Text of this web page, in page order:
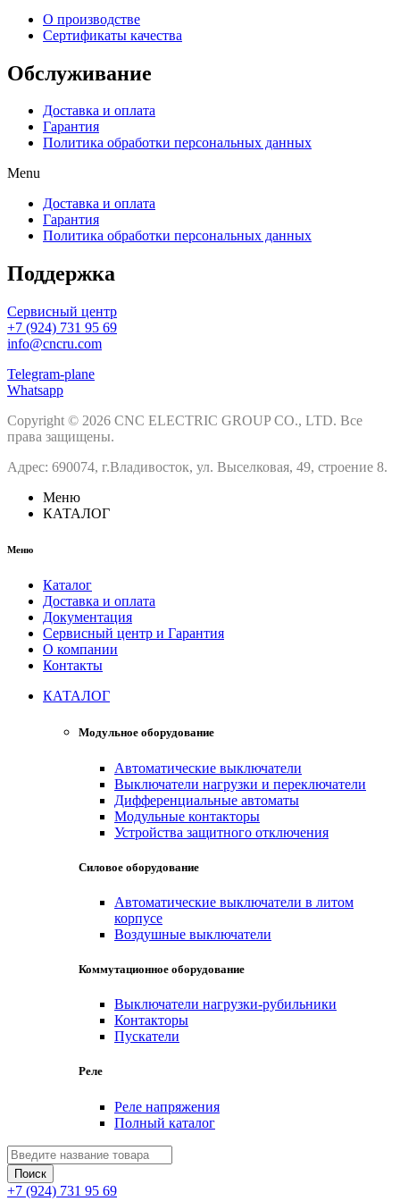
О производстве
Сертификаты качества
Обслуживание
Доставка и оплата
Гарантия
Политика обработки персональных данных
Menu
Доставка и оплата
Гарантия
Политика обработки персональных данных
Поддержка
Сервисный центр
+7 (924) 731 95 69
info@cncru.com
Telegram-plane
Whatsapp
Copyright © 2026 CNC ELECTRIC GROUP CO., LTD. Все
права защищены.
Адрес: 690074, г.Владивосток, ул. Выселковая, 49, строение 8.
Меню
КАТАЛОГ
Меню
Каталог
Доставка и оплата
Документация
Сервисный центр и Гарантия
О компании
Контакты
КАТАЛОГ
Модульное оборудование
Автоматические выключатели
Выключатели нагрузки и переключатели
Дифференциальные автоматы
Модульные контакторы
Устройства защитного отключения
Силовое оборудование
Автоматические выключатели в литом
корпусе
Воздушные выключатели
Коммутационное оборудование
Выключатели нагрузки-рубильники
Контакторы
Пускатели
Реле
Реле напряжения
Полный каталог
+7 (924) 731 95 69